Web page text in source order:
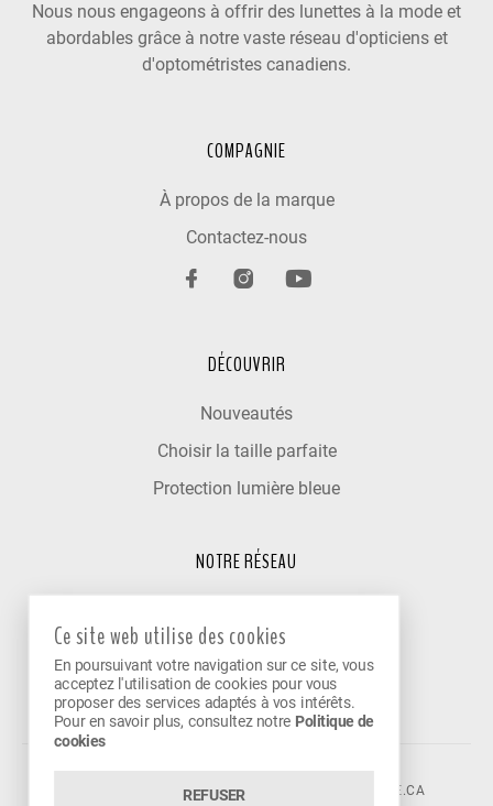
Nous nous engageons à offrir des lunettes à la mode et
abordables grâce à notre vaste réseau d'opticiens et
d'optométristes canadiens.
COMPAGNIE
À propos de la marque
Contactez-nous
DÉCOUVRIR
Nouveautés
Choisir la taille parfaite
Protection lumière bleue
NOTRE RÉSEAU
Nos cliniques partenaires
Devenir partenaire
©2026 VISION AVENUE.CONTACT@VISIONAVENUE.CA
Ce site web utilise des cookies
En poursuivant votre navigation sur ce site, vous
acceptez l'utilisation de cookies pour vous
proposer des services adaptés à vos intérêts.
Pour en savoir plus, consultez notre Politique de
cookies
REFUSER